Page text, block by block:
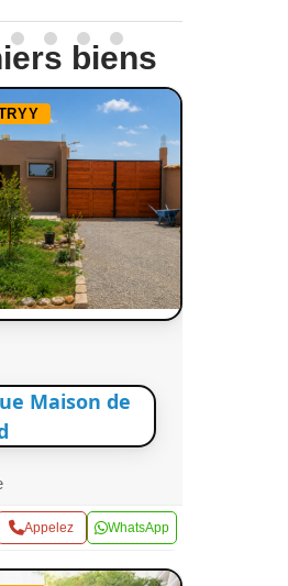
biens
Maison de
Appelez WhatsApp